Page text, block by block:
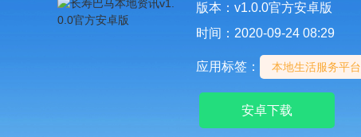
版本：v1.0.0官方安卓版
时间：2020-09-24 08:29
应用标签： 本地生活服务平台
安卓下载